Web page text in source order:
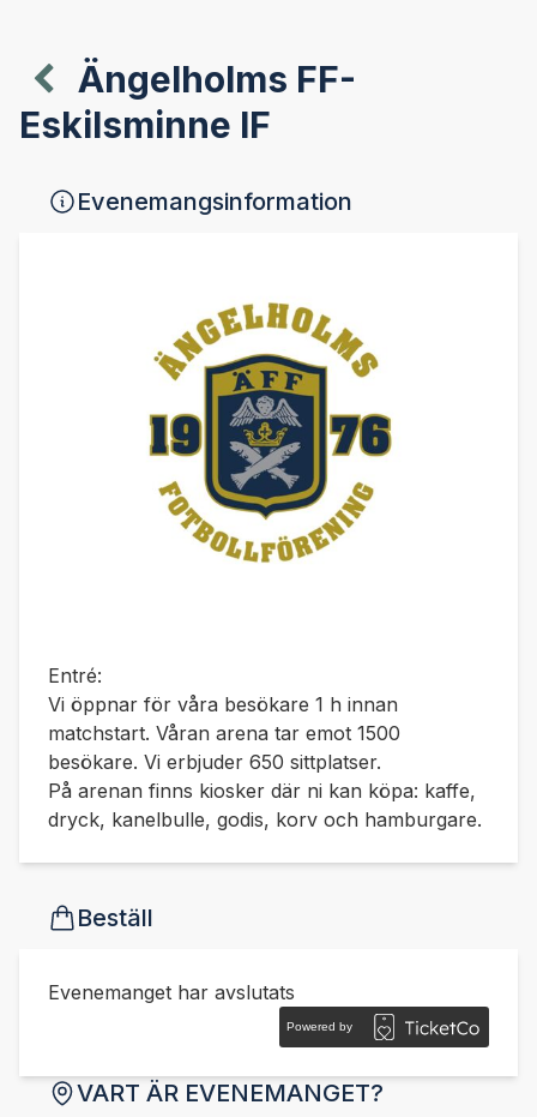
Ängelholms FF-
Eskilsminne IF
Evenemangsinformation
Entré:
Vi öppnar för våra besökare 1 h innan
matchstart. Våran arena tar emot 1500
besökare. Vi erbjuder 650 sittplatser.
På arenan finns kiosker där ni kan köpa: kaffe,
dryck, kanelbulle, godis, korv och hamburgare.
Beställ
Evenemanget har avslutats
Powered by
VART ÄR EVENEMANGET?